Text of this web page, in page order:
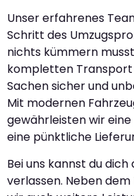
Unser erfahrenes
Schritt des
nichts kümmern
kompletten Transport
Sachen sicher und
Mit modernen
gewährleisten wir
eine pünktliche
Bei uns kannst du
verlassen. Neben